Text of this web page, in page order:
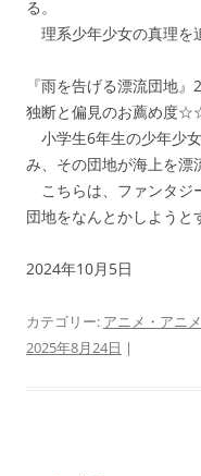
る。
理系少年少女の真理を
『雨を告げる漂流団地
独断と偏見のお薦め度
小学生6年生の少年少
み、その団地が海上を漂
こちらは、ファンタジ
団地をなんとかしようと
2024年10月5日
カテゴリー: アニメ・アニ
2025年8月24日 |